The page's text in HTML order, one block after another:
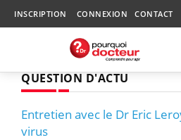
INSCRIPTION CONNEXION CONTACT
QUESTION D'ACTU
Entretien avec le Dr Eric
virus